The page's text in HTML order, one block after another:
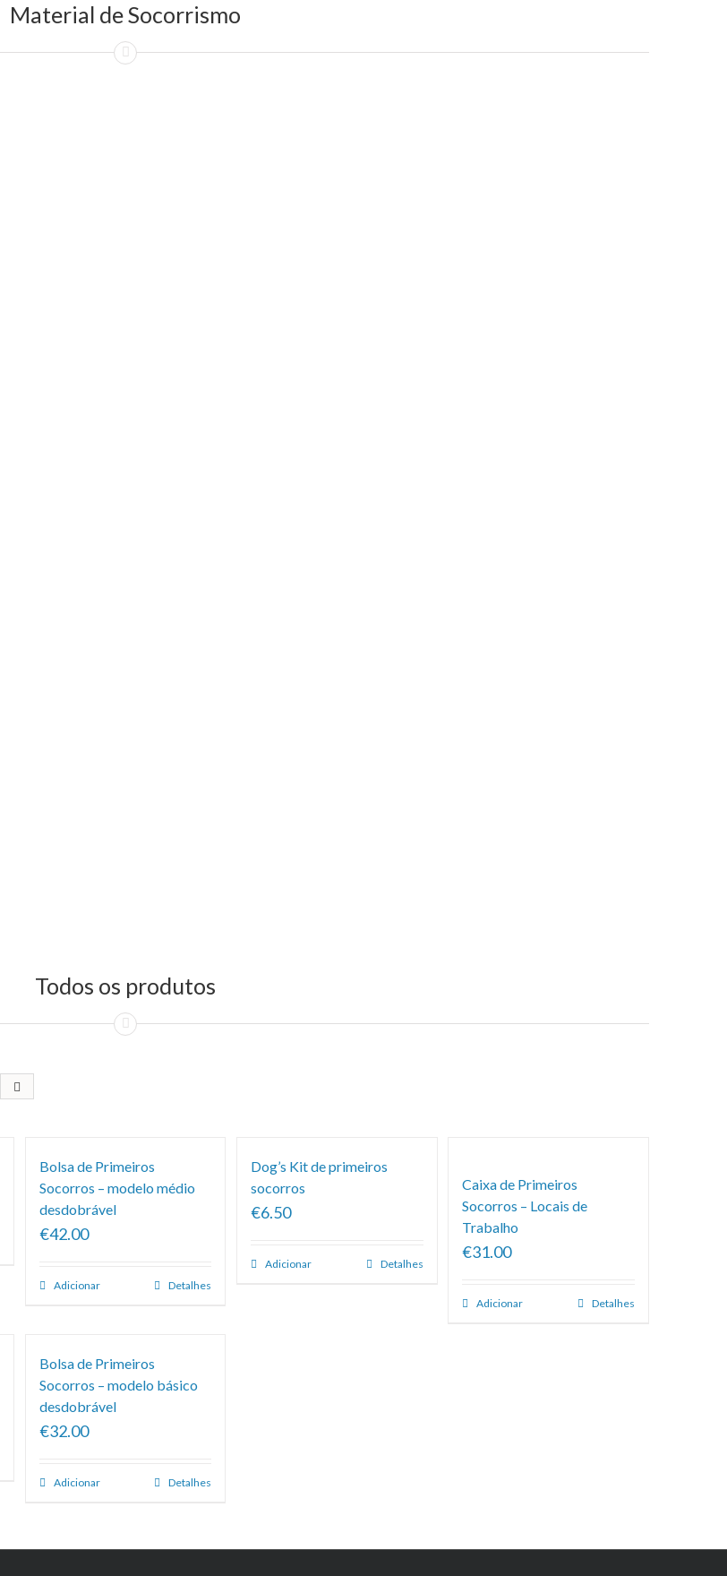
Material de Socorrismo
Todos os produtos
Bolsa de Primeiros
Socorros – modelo médio
desdobrável
€42.00
Adicionar Detalhes
Dog’s Kit de primeiros
socorros
€6.50
Adicionar Detalhes
Caixa de Primeiros
Socorros – Locais de
Trabalho
€31.00
Adicionar Detalhes
Bolsa de Primeiros
Socorros – modelo básico
desdobrável
€32.00
Adicionar Detalhes